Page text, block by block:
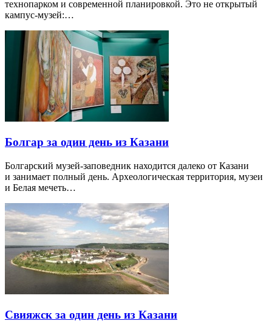
технопарком и современной планировкой. Это не открытый
кампус-музей:…
Болгар за один день из Казани
Болгарский музей-заповедник находится далеко от Казани
и занимает полный день. Археологическая территория, музеи
и Белая мечеть…
Свияжск за один день из Казани